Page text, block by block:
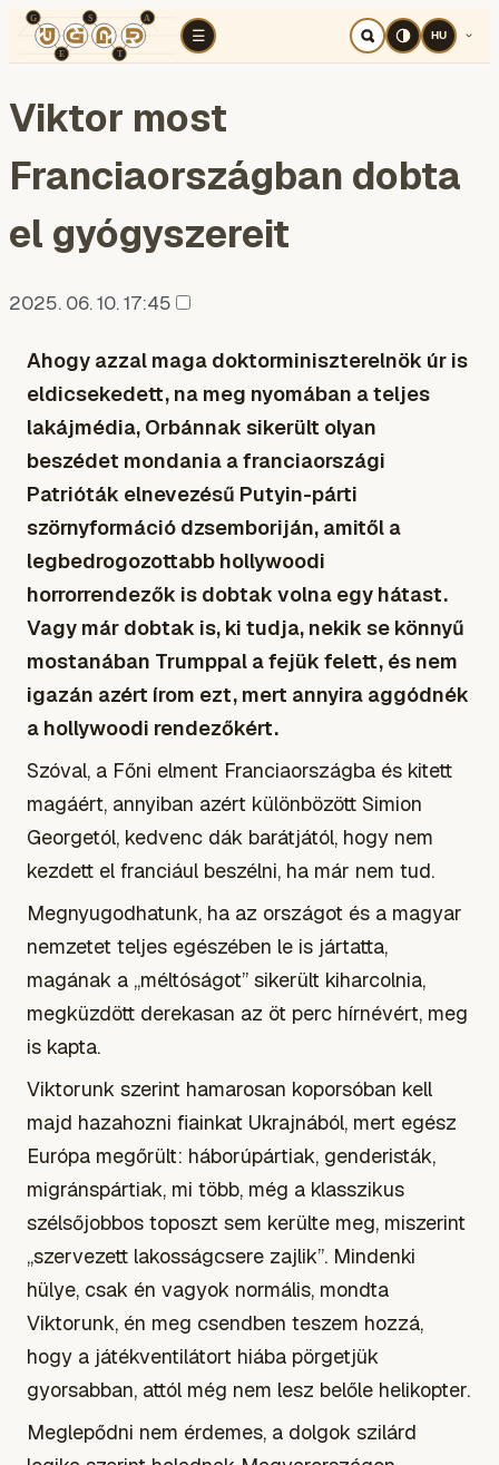
☰
TÉR KOGNITÍV HÁBORÚ
HU
Viktor most
Franciaországban dobta
el gyógyszereit
2025. 06. 10. 17:45
Ahogy azzal maga doktorminiszterelnök úr is
eldicsekedett, na meg nyomában a teljes
lakájmédia, Orbánnak sikerült olyan
beszédet mondania a franciaországi
Patrióták elnevezésű Putyin-párti
szörnyformáció dzsemboriján, amitől a
legbedrogozottabb hollywoodi
horrorrendezők is dobtak volna egy hátast.
Vagy már dobtak is, ki tudja, nekik se könnyű
mostanában Trumppal a fejük felett, és nem
igazán azért írom ezt, mert annyira aggódnék
a hollywoodi rendezőkért.
Szóval, a Főni elment Franciaországba és kitett
magáért, annyiban azért különbözött Simion
Georgetól, kedvenc dák barátjától, hogy nem
kezdett el franciául beszélni, ha már nem tud.
Megnyugodhatunk, ha az országot és a magyar
nemzetet teljes egészében le is jártatta,
magának a „méltóságot” sikerült kiharcolnia,
megküzdött derekasan az öt perc hírnévért, meg
is kapta.
Viktorunk szerint hamarosan koporsóban kell
majd hazahozni fiainkat Ukrajnából, mert egész
Európa megőrült: háborúpártiak, genderisták,
migránspártiak, mi több, még a klasszikus
szélsőjobbos toposzt sem kerülte meg, miszerint
„szervezett lakosságcsere zajlik”. Mindenki
hülye, csak én vagyok normális, mondta
Viktorunk, én meg csendben teszem hozzá,
hogy a játékventilátort hiába pörgetjük
gyorsabban, attól még nem lesz belőle helikopter.
Meglepődni nem érdemes, a dolgok szilárd